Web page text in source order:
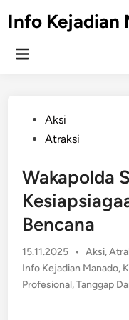
toInfo Kejadian
Main
PostedAksi
Atraksi
Wakapolda
Bencana
15.11.2025 • Posted
in
Aksi,
Info Kejadian Manado,
Profesional,Tanggap